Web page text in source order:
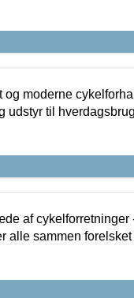
og moderne
udstyr til
af cykelforretninger
alle sammen forelsket